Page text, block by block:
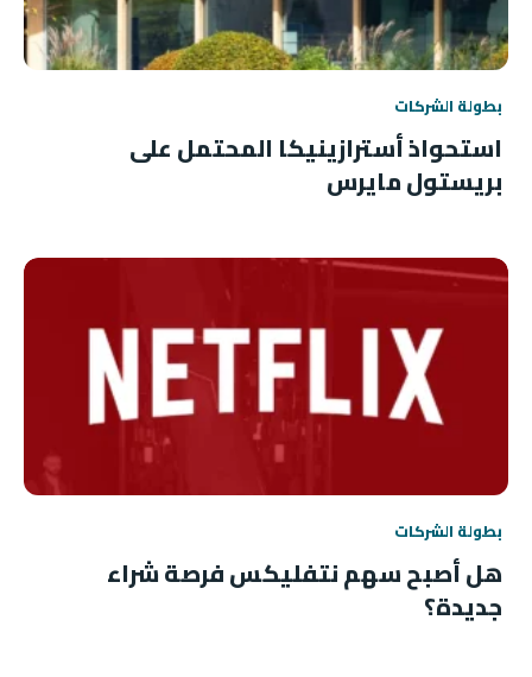
بطولة الشركات
استحواذ أسترازينيكا المحتمل على
بريستول مايرس
بطولة الشركات
هل أصبح سهم نتفليكس فرصة شراء
جديدة؟